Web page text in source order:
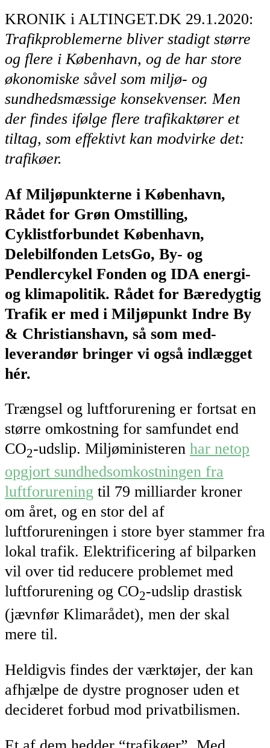
KRONIK i ALTINGET.DK 29.1.2020:
Trafikproblemerne bliver stadigt større
og flere i København, og de har store
økonomiske såvel som miljø- og
sundhedsmæssige konsekvenser. Men
der findes ifølge flere trafikaktører et
tiltag, som effektivt kan modvirke det:
trafikøer.
Af Miljøpunkterne i København,
Rådet for Grøn Omstilling,
Cyklistforbundet København,
Delebilfonden LetsGo, By- og
Pendlercykel Fonden og IDA energi-
og klimapolitik. Rådet for Bæredygtig
Trafik er med i Miljøpunkt Indre By
& Christianshavn, så som med-
leverandør bringer vi også indlægget
hér.
Trængsel og luftforurening er fortsat en
større omkostning for samfundet end
CO2-udslip. Miljøministeren har netop
opgjort sundhedsomkostningen fra
luftforurening til 79 milliarder kroner
om året, og en stor del af
luftforureningen i store byer stammer fra
lokal trafik. Elektrificering af bilparken
vil over tid reducere problemet med
luftforurening og CO2-udslip drastisk
(jævnfør Klimarådet), men der skal
mere til.
Heldigvis findes der værktøjer, der kan
afhjælpe de dystre prognoser uden et
decideret forbud mod privatbilismen.